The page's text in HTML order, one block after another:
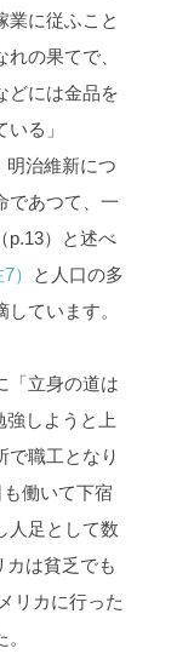
業に従ふこと
の果てで、
どには金品を
る」
明治維新につ
であつて、一
p.13）と述べ
）
と人口の多
ています。
「立身の道は
強しようと上
で職工となり
働いて下宿
人足として数
カは貧乏でも
リカに行った